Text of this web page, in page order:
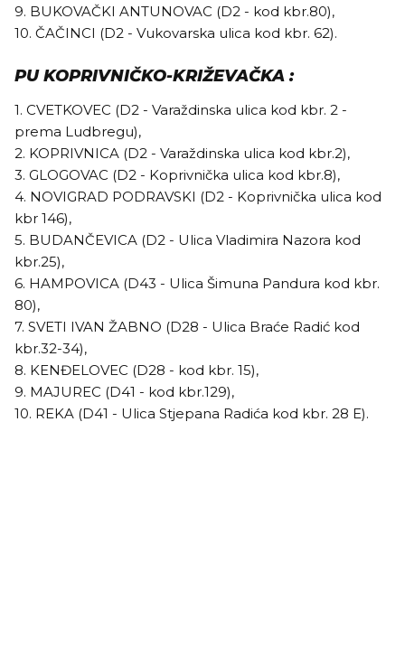
9. BUKOVAČKI ANTUNOVAC (D2 - kod kbr.80),
10. ČAČINCI (D2 - Vukovarska ulica kod kbr. 62).
PU KOPRIVNIČKO-KRIŽEVAČKA :
1. CVETKOVEC (D2 - Varaždinska ulica kod kbr. 2 -
prema Ludbregu),
2. KOPRIVNICA (D2 - Varaždinska ulica kod kbr.2),
3. GLOGOVAC (D2 - Koprivnička ulica kod kbr.8),
4. NOVIGRAD PODRAVSKI (D2 - Koprivnička ulica kod
kbr 146),
5. BUDANČEVICA (D2 - Ulica Vladimira Nazora kod
kbr.25),
6. HAMPOVICA (D43 - Ulica Šimuna Pandura kod kbr.
80),
7. SVETI IVAN ŽABNO (D28 - Ulica Braće Radić kod
kbr.32-34),
8. KENĐELOVEC (D28 - kod kbr. 15),
9. MAJUREC (D41 - kod kbr.129),
10. REKA (D41 - Ulica Stjepana Radića kod kbr. 28 E).